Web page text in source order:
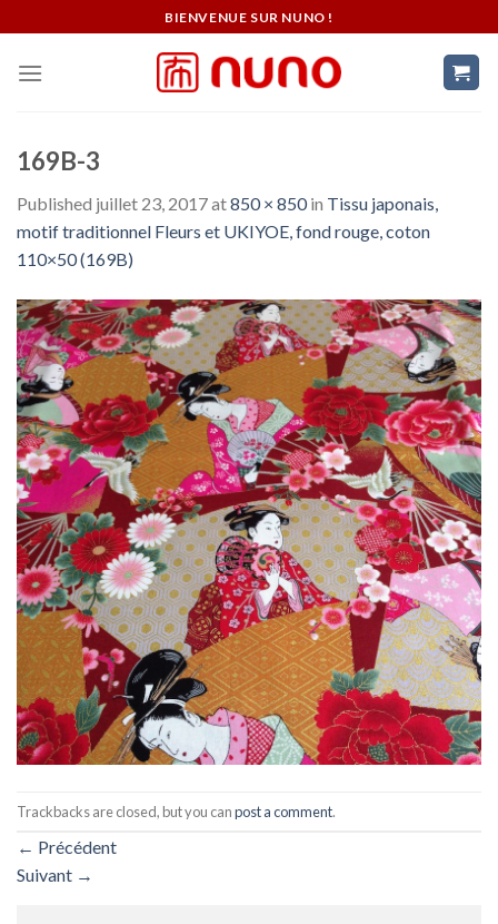
to
content
BIENVENUE SUR NUNO !
169B-3
Published juillet 23, 2017at850 × 850in Tissu japonais,
motif traditionnel Fleurs et UKIYOE, fond rouge, coton
110×50 (169B)
Trackbacks are closed, but you canpost a comment.
← Précédent
Suivant →